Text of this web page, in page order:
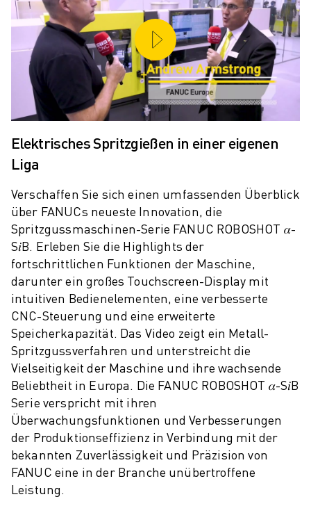
FALLBEISPIELE
LÖSUNGEN
BRANCHEN
ALLE BRANCHEN
LUFT- UND RAUMFAHRT
AUTOMOBIL
ELEKTRONIK
LEBENSMITTEL UND GETRÄNKE
KUNSTSTOFFE
LAGERHALTUNG, LOGISTIK, POST & PAKET
APPLIKATIONEN
ALLE APPLIKATIONEN
5-ACHS-BEARBEITUNG
LICHTBOGENSCHWEISSEN
MONTAGE
CNC-FRÄSEN
CNC-DREHEN
HOCHGESCHWINDIGKEITSBOHREN UND -GEWINDESCHNEIDEN
SPRITZGUSS
MASCHINENBEDIENUNG
MATERIALHANDHABUNG
LACKIEREN
PALETTIEREN
PUNKTSCHWEISSEN
Elektrisches Spritzgießen in einer eigenen
Liga
Verschaffen Sie sich einen umfassenden Überblick
über FANUCs neueste Innovation, die
Spritzgussmaschinen-Serie FANUC ROBOSHOT 𝛼-
S𝑖B. Erleben Sie die Highlights der
fortschrittlichen Funktionen der Maschine,
darunter ein großes Touchscreen-Display mit
intuitiven Bedienelementen, eine verbesserte
CNC-Steuerung und eine erweiterte
Speicherkapazität. Das Video zeigt ein Metall-
Spritzgussverfahren und unterstreicht die
Vielseitigkeit der Maschine und ihre wachsende
Beliebtheit in Europa. Die FANUC ROBOSHOT 𝛼-S𝑖B
Serie verspricht mit ihren
Überwachungsfunktionen und Verbesserungen
der Produktionseffizienz in Verbindung mit der
bekannten Zuverlässigkeit und Präzision von
FANUC eine in der Branche unübertroffene
Leistung.